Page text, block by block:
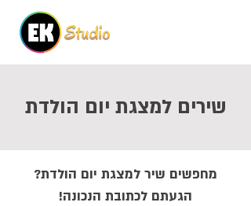
שירים למצגת יום הולדת
מחפשים שיר למצגת יום הולדת?
הגעתם לכתובת הנכונה!